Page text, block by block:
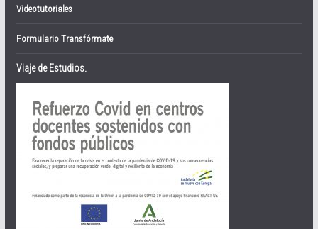
Videotutoriales
Formulario Transfórmate
Viaje de Estudios.